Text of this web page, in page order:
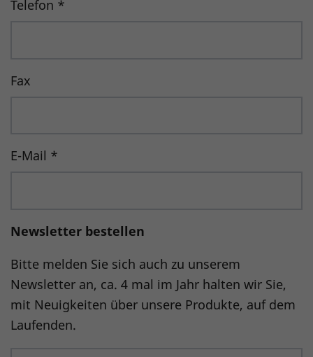
Telefon *
Fax
E-Mail *
Newsletter bestellen
Bitte melden Sie sich auch zu unserem
Newsletter an, ca. 4 mal im Jahr halten wir Sie,
mit Neuigkeiten über unsere Produkte, auf dem
Laufenden.